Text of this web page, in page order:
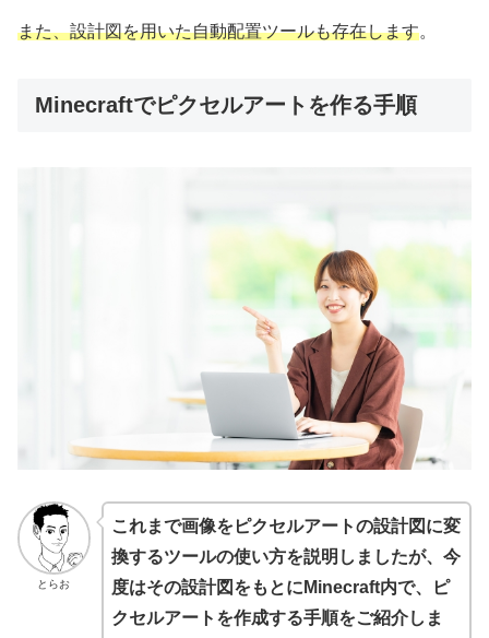
また、設計図を用いた自動配置ツールも存在します。
Minecraftでピクセルアートを作る手順
とらお
これまで画像をピクセルアートの設計図に変
換するツールの使い方を説明しましたが、今
度はその設計図をもとにMinecraft内で、ピ
クセルアートを作成する手順をご紹介しま